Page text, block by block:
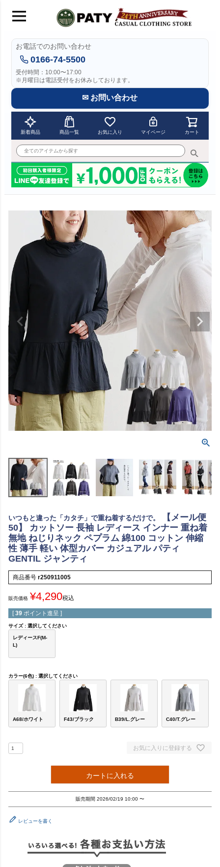
お電話でのお問い合わせ
0166-74-5500
受付時間：10:00〜17:00
※月曜日は電話受付をお休みしております。
✉ お問い合わせ
新着商品 商品一覧 お気に入り マイページ カート
いつもと違った「カタチ」で重ね着するだけで。
【メール便
50】 カットソー 長袖 レディース インナー 重ね着
無地 ねじりネック ペプラム 綿100 コットン 伸縮
性 薄手 軽い 体型カバー カジュアル パティ
GENTIL ジャンティ
商品番号 r250911005
販売価格 ¥4,290税込
[ 39 ポイント進呈 ]
サイズ 選択してください
レディースF(M-
L)
カラー(6色) 選択してください
A68/ホワイト F43/ブラック B39/L.グレー C40/T.グレー
お気に入りに登録する
カートに入れる
販売期間 2026/02/19 10:00 〜
レビューを書く